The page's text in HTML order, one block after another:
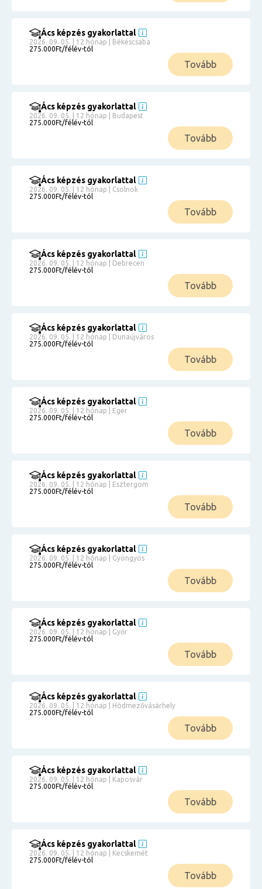
Ács képzés gyakorlattal
2026. 09. 05. | 12 hónap | Békéscsaba
275.000Ft/félév-tól
Tovább
Ács képzés gyakorlattal
2026. 09. 05. | 12 hónap | Budapest
275.000Ft/félév-tól
Tovább
Ács képzés gyakorlattal
2026. 09. 05. | 12 hónap | Csolnok
275.000Ft/félév-tól
Tovább
Ács képzés gyakorlattal
2026. 09. 05. | 12 hónap | Debrecen
275.000Ft/félév-tól
Tovább
Ács képzés gyakorlattal
2026. 09. 05. | 12 hónap | Dunaújváros
275.000Ft/félév-tól
Tovább
Ács képzés gyakorlattal
2026. 09. 05. | 12 hónap | Eger
275.000Ft/félév-tól
Tovább
Ács képzés gyakorlattal
2026. 09. 05. | 12 hónap | Esztergom
275.000Ft/félév-tól
Tovább
Ács képzés gyakorlattal
2026. 09. 05. | 12 hónap | Gyöngyös
275.000Ft/félév-tól
Tovább
Ács képzés gyakorlattal
2026. 09. 05. | 12 hónap | Győr
275.000Ft/félév-tól
Tovább
Ács képzés gyakorlattal
2026. 09. 05. | 12 hónap | Hódmezővásárhely
275.000Ft/félév-tól
Tovább
Ács képzés gyakorlattal
2026. 09. 05. | 12 hónap | Kaposvár
275.000Ft/félév-tól
Tovább
Ács képzés gyakorlattal
2026. 09. 05. | 12 hónap | Kecskemét
275.000Ft/félév-tól
Tovább